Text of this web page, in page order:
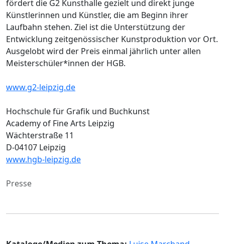
fördert die G2 Kunsthalle gezielt und direkt junge
Künstlerinnen und Künstler, die am Beginn ihrer
Laufbahn stehen. Ziel ist die Unterstützung der
Entwicklung zeitgenössischer Kunstproduktion vor Ort.
Ausgelobt wird der Preis einmal jährlich unter allen
Meisterschüler*innen der HGB.
www.g2-leipzig.de
Hochschule für Grafik und Buchkunst
Academy of Fine Arts Leipzig
Wächterstraße 11
D-04107 Leipzig
www.hgb-leipzig.de
Presse